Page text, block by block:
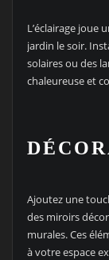
L’éclairage joue
jardin le soir.
solaires ou des
chaleureuse et
Ajoutez une
des miroirs
murales. Ces
à votre espace